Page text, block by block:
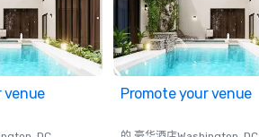
venue Promote your venue